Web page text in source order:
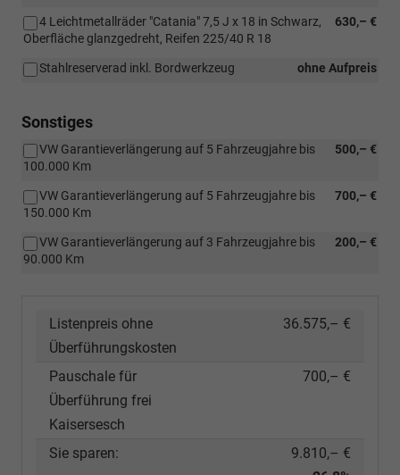
630,– €
4 Leichtmetallräder "Catania" 7,5 J x 18 in Schwarz,
Oberfläche glanzgedreht, Reifen 225/40 R 18
ohne Aufpreis
Stahlreserverad inkl. Bordwerkzeug
Sonstiges
500,– €
VW Garantieverlängerung auf 5 Fahrzeugjahre bis
100.000 Km
700,– €
VW Garantieverlängerung auf 5 Fahrzeugjahre bis
150.000 Km
200,– €
VW Garantieverlängerung auf 3 Fahrzeugjahre bis
90.000 Km
Listenpreis ohne
Überführungskosten
36.575,– €
Pauschale für
Überführung frei
Kaisersesch
700,– €
Sie sparen:
9.810,– €